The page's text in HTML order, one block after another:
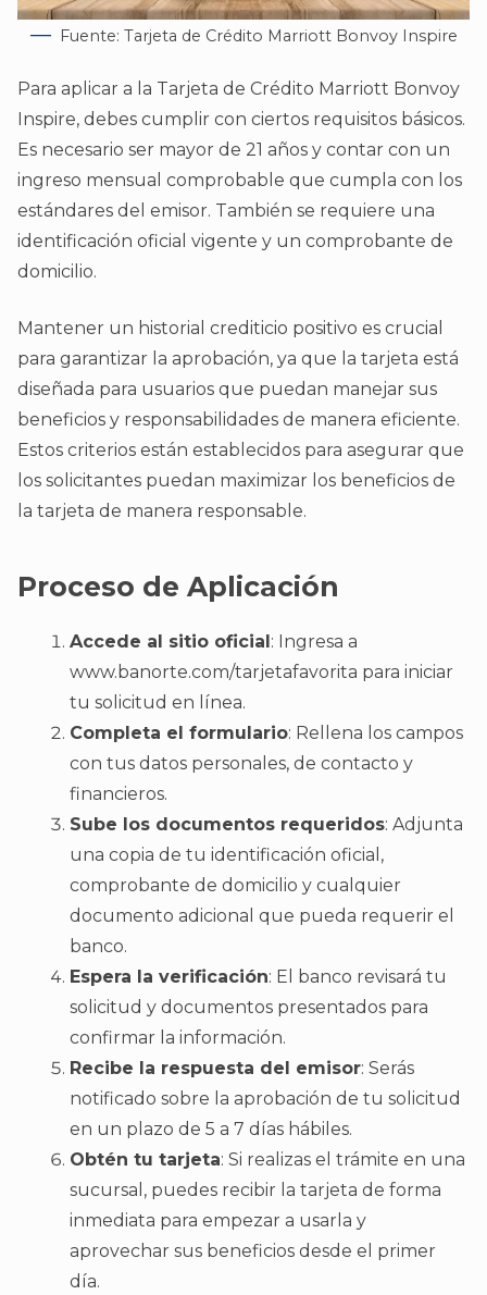
Fuente: Tarjeta de Crédito Marriott Bonvoy Inspire
Para aplicar a la Tarjeta de Crédito Marriott Bonvoy
Inspire, debes cumplir con ciertos requisitos básicos.
Es necesario ser mayor de 21 años y contar con un
ingreso mensual comprobable que cumpla con los
estándares del emisor. También se requiere una
identificación oficial vigente y un comprobante de
domicilio.
Mantener un historial crediticio positivo es crucial
para garantizar la aprobación, ya que la tarjeta está
diseñada para usuarios que puedan manejar sus
beneficios y responsabilidades de manera eficiente.
Estos criterios están establecidos para asegurar que
los solicitantes puedan maximizar los beneficios de
la tarjeta de manera responsable.
Proceso de Aplicación
Accede al sitio oficial : Ingresa a
www.banorte.com/tarjetafavorita para iniciar
tu solicitud en línea.
Completa el formulario: Rellena los campos
con tus datos personales, de contacto y
financieros.
Sube los documentos requeridos: Adjunta
una copia de tu identificación oficial,
comprobante de domicilio y cualquier
documento adicional que pueda requerir el
banco.
Espera la verificación: El banco revisará tu
solicitud y documentos presentados para
confirmar la información.
Recibe la respuesta del emisor: Serás
notificado sobre la aprobación de tu solicitud
en un plazo de 5 a 7 días hábiles.
Obtén tu tarjeta: Si realizas el trámite en una
sucursal, puedes recibir la tarjeta de forma
inmediata para empezar a usarla y
aprovechar sus beneficios desde el primer
día.